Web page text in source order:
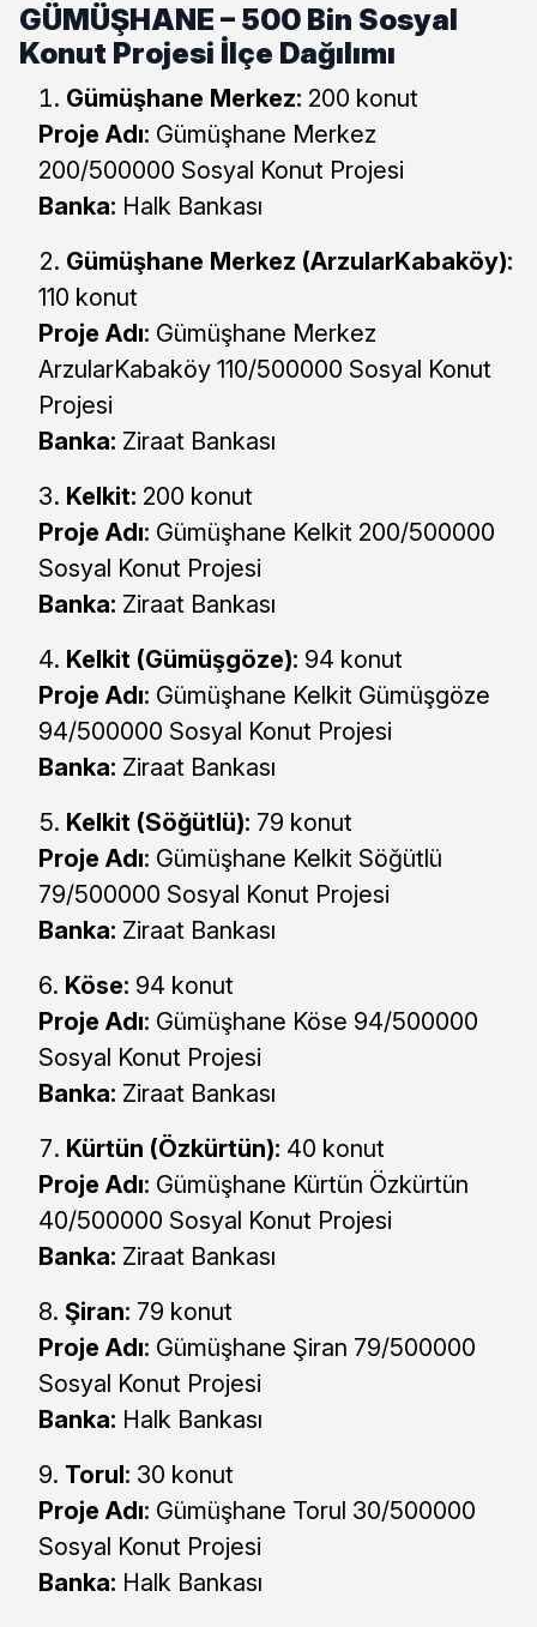
GÜMÜŞHANE – 500 Bin Sosyal
Konut Projesi İlçe Dağılımı
Gümüşhane Merkez: 200 konut
Proje Adı: Gümüşhane Merkez
200/500000 Sosyal Konut Projesi
Banka: Halk Bankası
Gümüşhane Merkez (ArzularKabaköy):
110 konut
Proje Adı: Gümüşhane Merkez
ArzularKabaköy 110/500000 Sosyal Konut
Projesi
Banka: Ziraat Bankası
Kelkit: 200 konut
Proje Adı: Gümüşhane Kelkit 200/500000
Sosyal Konut Projesi
Banka: Ziraat Bankası
Kelkit (Gümüşgöze): 94 konut
Proje Adı: Gümüşhane Kelkit Gümüşgöze
94/500000 Sosyal Konut Projesi
Banka: Ziraat Bankası
Kelkit (Söğütlü): 79 konut
Proje Adı: Gümüşhane Kelkit Söğütlü
79/500000 Sosyal Konut Projesi
Banka: Ziraat Bankası
Köse: 94 konut
Proje Adı: Gümüşhane Köse 94/500000
Sosyal Konut Projesi
Banka: Ziraat Bankası
Kürtün (Özkürtün): 40 konut
Proje Adı: Gümüşhane Kürtün Özkürtün
40/500000 Sosyal Konut Projesi
Banka: Ziraat Bankası
Şiran: 79 konut
Proje Adı: Gümüşhane Şiran 79/500000
Sosyal Konut Projesi
Banka: Halk Bankası
Torul: 30 konut
Proje Adı: Gümüşhane Torul 30/500000
Sosyal Konut Projesi
Banka: Halk Bankası